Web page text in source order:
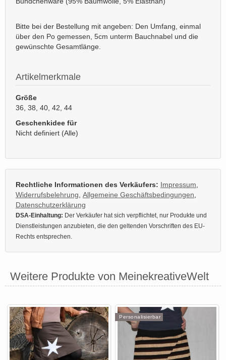
Bitte bei der Bestellung mit angeben: Den Umfang, einmal
über den Po gemessen, 5cm unterm Bauchnabel und die
gewünschte Gesamtlänge.
Artikelmerkmale
Größe
36, 38, 40, 42, 44
Geschenkidee für
Nicht definiert (Alle)
Rechtliche Informationen des Verkäufers: Impressum
Widerrufsbelehrung Allgemeine Geschäftsbedingungen
Datenschutzerklärung
DSA-Einhaltung: Der Verkäufer hat sich verpflichtet, nur Produkte und
Dienstleistungen anzubieten, die den geltenden Vorschriften des EU-
Rechts entsprechen.
Weitere Produkte von MeinekreativeWelt
Personalisierbar